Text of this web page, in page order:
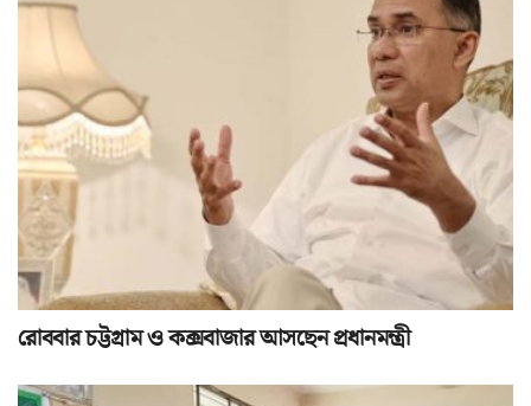
রোববার চট্টগ্রাম ও কক্সবাজার আসছেন প্রধানমন্ত্রী